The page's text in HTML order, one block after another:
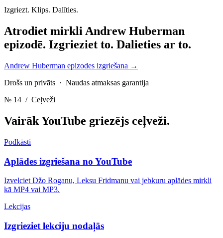
Izgriezt. Klips. Dalīties.
Atrodiet mirkli Andrew Huberman
epizodē. Izgrieziet to. Dalieties ar to.
Andrew Huberman epizodes izgriešana →
Drošs un privāts · Naudas atmaksas garantija
№ 14 / Ceļveži
Vairāk YouTube griezējs ceļveži.
Podkāsti
Aplādes izgriešana no YouTube
Izvelciet Džo Roganu, Leksu Fridmanu vai jebkuru aplādes mirkli
kā MP4 vai MP3.
Lekcijas
Izgrieziet lekciju nodaļās